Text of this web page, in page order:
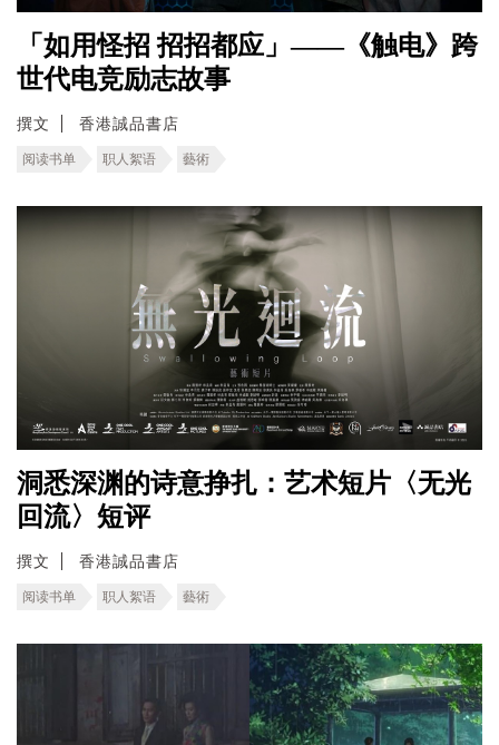
「如用怪招 招招都应」——《触电》跨
世代电竞励志故事
撰文 香港誠品書店
阅读书单 职人絮语 藝術
洞悉深渊的诗意挣扎：艺术短片〈无光
回流〉短评
撰文 香港誠品書店
阅读书单 职人絮语 藝術